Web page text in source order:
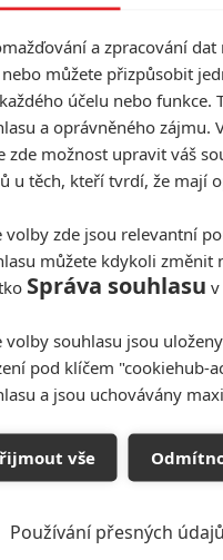
a zpracování
nebo můžete přizpůsobit
účelu nebo
a oprávněného zájmu.
zde možnost upravit váš
u těch, kteří tvrdí, že mají
volby zde jsou relevantní
můžete kdykoli změnit
Správa souhlasu
volby souhlasu jsou
pod klíčem "cookiehub-
a jsou uchovávány
vše
Používání přesných